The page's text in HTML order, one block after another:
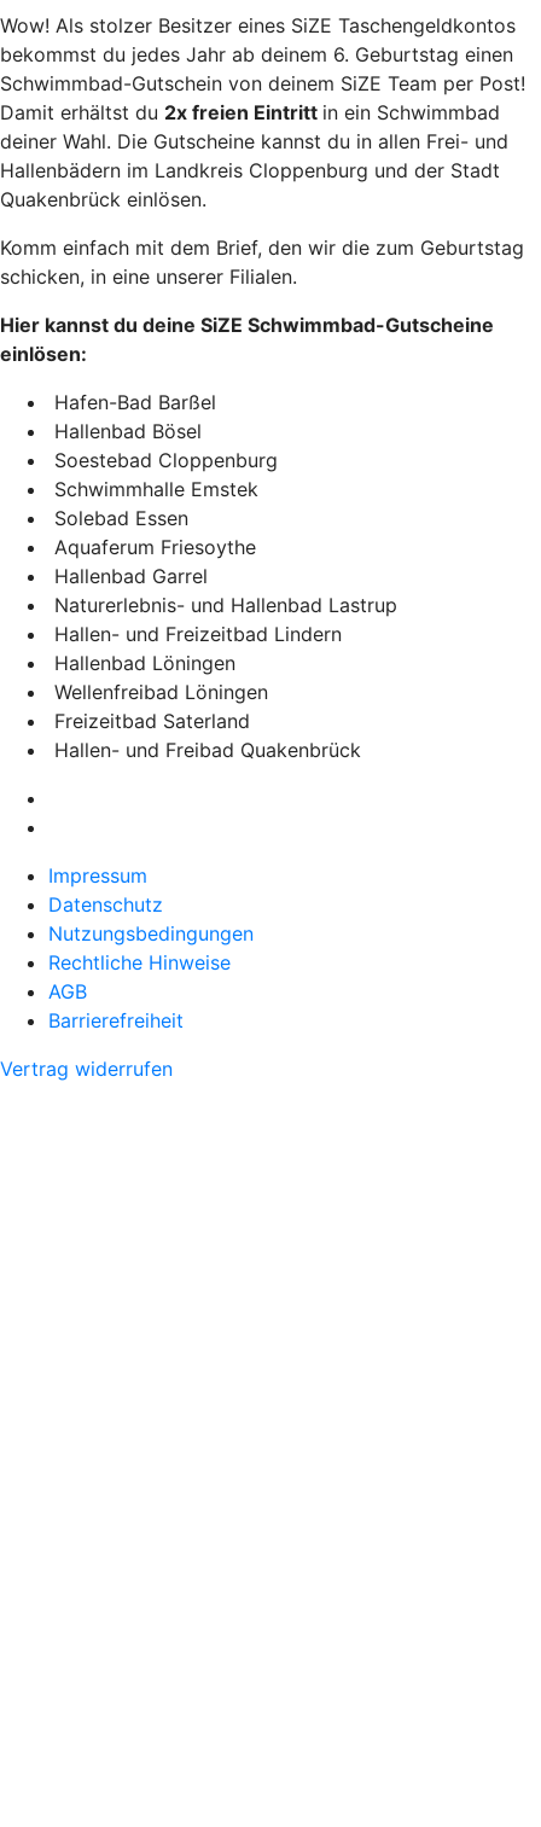
Wow! Als stolzer Besitzer eines SiZE Taschengeldkontos
bekommst du jedes Jahr ab deinem 6. Geburtstag einen
Schwimmbad-Gutschein von deinem SiZE Team per Post!
Damit erhältst du 2x freien Eintritt in ein Schwimmbad
deiner Wahl. Die Gutscheine kannst du in allen Frei- und
Hallenbädern im Landkreis Cloppenburg und der Stadt
Quakenbrück einlösen.
Komm einfach mit dem Brief, den wir die zum Geburtstag
schicken, in eine unserer Filialen.
Hier kannst du deine SiZE Schwimmbad-Gutscheine
einlösen:
Hafen-Bad Barßel
Hallenbad Bösel
Soestebad Cloppenburg
Schwimmhalle Emstek
Solebad Essen
Aquaferum Friesoythe
Hallenbad Garrel
Naturerlebnis- und Hallenbad Lastrup
Hallen- und Freizeitbad Lindern
Hallenbad Löningen
Wellenfreibad Löningen
Freizeitbad Saterland
Hallen- und Freibad Quakenbrück
Impressum
Datenschutz
Nutzungsbedingungen
Rechtliche Hinweise
AGB
Barrierefreiheit
Vertrag widerrufen